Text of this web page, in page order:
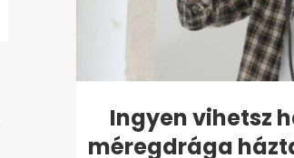
Ingyen vihetsz
méregdrága